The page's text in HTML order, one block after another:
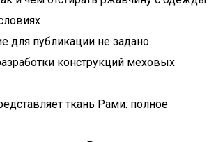
конструкций меховых